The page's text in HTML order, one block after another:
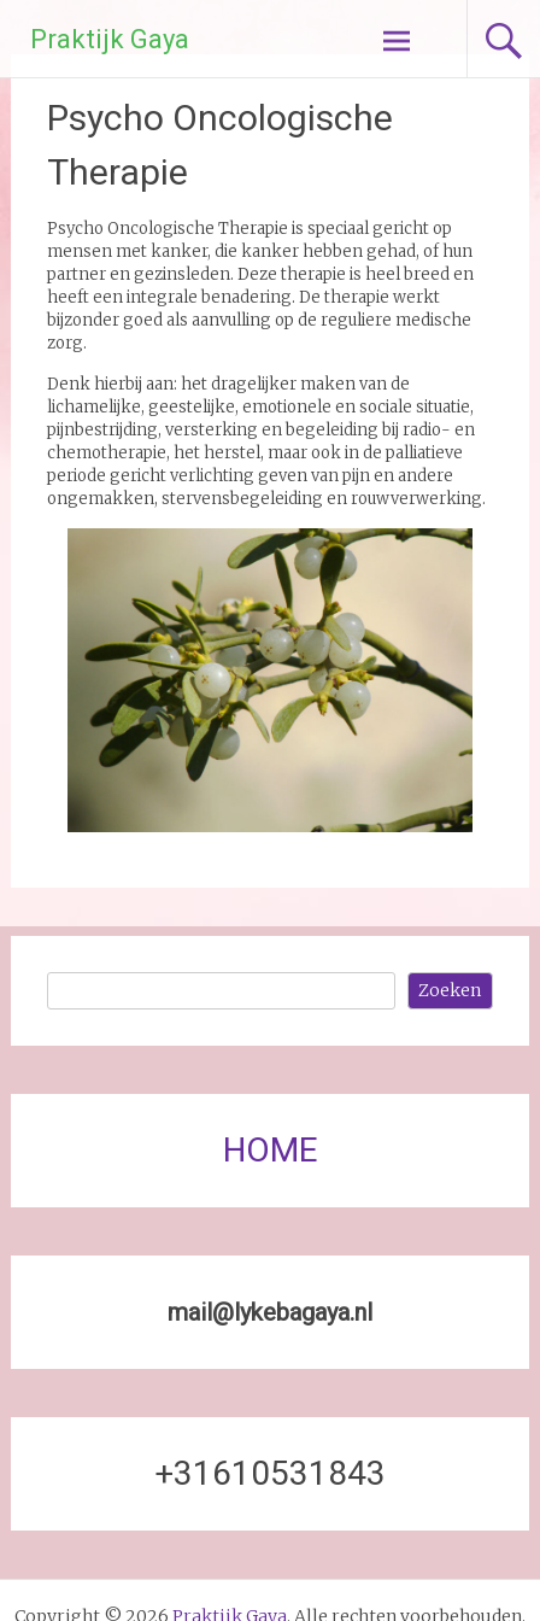
naar
de
inhoud
Praktijk Gaya
Psycho Oncologische
Therapie
Psycho Oncologische Therapie is speciaal gericht op
mensen met kanker, die kanker hebben gehad, of hun
partner en gezinsleden. Deze therapie is heel breed en
heeft een integrale benadering. De therapie werkt
bijzonder goed als aanvulling op de reguliere medische
zorg.
Denk hierbij aan: het dragelijker maken van de
lichamelijke, geestelijke, emotionele en sociale situatie,
pijnbestrijding, versterking en begeleiding bij radio- en
chemotherapie, het herstel, maar ook in de palliatieve
periode gericht verlichting geven van pijn en andere
ongemakken, stervensbegeleiding en rouwverwerking.
Zoeken
HOME
mail@lykebagaya.nl
+31610531843
Copyright © 2026 Praktijk Gaya. Alle rechten voorbehouden.